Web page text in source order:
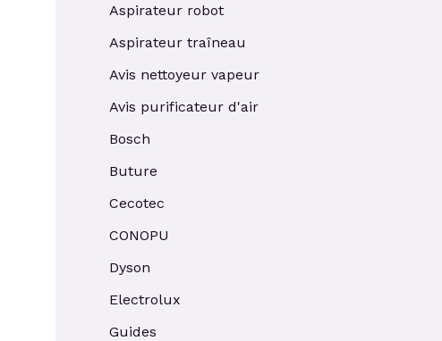
Aspirateur robot
Aspirateur traîneau
Avis nettoyeur vapeur
Avis purificateur d'air
Bosch
Buture
Cecotec
CONOPU
Dyson
Electrolux
Guides